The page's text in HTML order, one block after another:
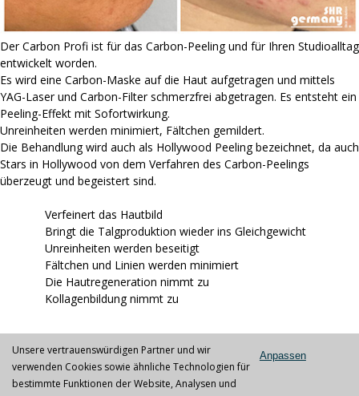
Der Carbon Profi ist für das Carbon-Peeling und für Ihren Studioalltag
entwickelt worden.
Es wird eine Carbon-Maske auf die Haut aufgetragen und mittels
YAG-Laser und Carbon-Filter schmerzfrei abgetragen. Es entsteht ein
Peeling-Effekt mit Sofortwirkung.
Unreinheiten werden minimiert, Fältchen gemildert.
Die Behandlung wird auch als Hollywood Peeling bezeichnet, da auch
Stars in Hollywood von dem Verfahren des Carbon-Peelings
überzeugt und begeistert sind.
Verfeinert das Hautbild
Bringt die Talgproduktion wieder ins Gleichgewicht
Unreinheiten werden beseitigt
Fältchen und Linien werden minimiert
Die Hautregeneration nimmt zu
Kollagenbildung nimmt zu
Unsere vertrauenswürdigen Partner und wir
verwenden Cookies sowie ähnliche Technologien für
bestimmte Funktionen der Website, Analysen und
Anpassen